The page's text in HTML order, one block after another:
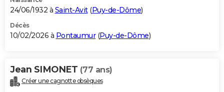
24/06/1932 à Saint-Avit(Puy-de-Dôme)
Décès
10/02/2026 à Pontaumur(Puy-de-Dôme)
Jean SIMONET (77 ans)
Créer une cagnotte obsèques